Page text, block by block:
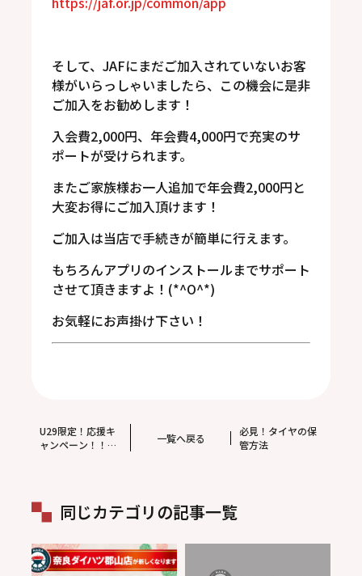
そして、JAFにまだご加入されていないお客
様がいらっしゃいましたら、この機会に是非
ご加入をお勧めします！
入会費2,000円、年会費4,000円で充実のサ
ポートが受けられます。
またご家族様お一人追加で年会費2,000円と
大変お得にご加入頂けます！
ご加入は当店で手続きが簡単に行えます。
もちろんアプリのインストールまでサポート
させて頂きますよ！(*^O^*)
お気軽にお声掛け下さい！
U29限定！応援キ
ャンペーン！！
一覧へ戻る
必見！タイヤの保
管方法
同じカテゴリの記事一覧